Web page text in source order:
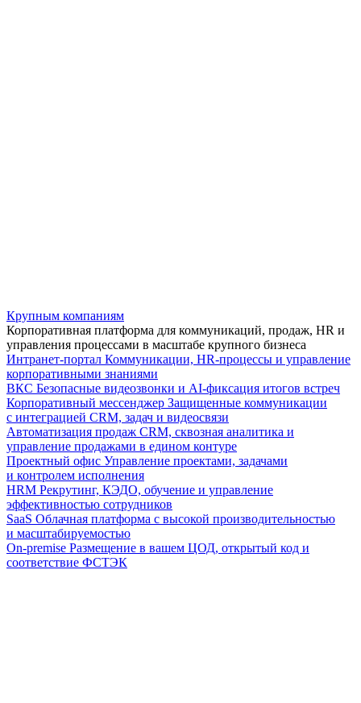
Крупным компаниям
Корпоративная платформа для коммуникаций, продаж, HR и
управления процессами в масштабе крупного бизнеса
Интранет-портал Коммуникации, HR-процессы и управление
корпоративными знаниями
ВКС Безопасные видеозвонки и AI-фиксация итогов встреч
Корпоративный мессенджер Защищенные коммуникации
с интеграцией CRM, задач и видеосвязи
Автоматизация продаж CRM, сквозная аналитика и
управление продажами в едином контуре
Проектный офис Управление проектами, задачами
и контролем исполнения
HRM Рекрутинг, КЭДО, обучение и управление
эффективностью сотрудников
SaaS Облачная платформа с высокой производительностью
и масштабируемостью
On-premise Размещение в вашем ЦОД, открытый код и
соответствие ФСТЭК